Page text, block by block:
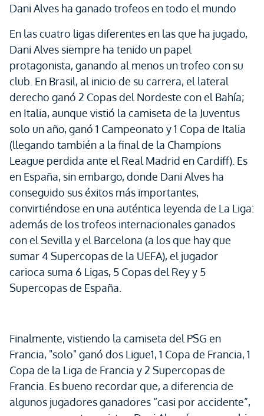
Dani Alves ha ganado trofeos en todo el mundo
En las cuatro ligas diferentes en las que ha jugado,
Dani Alves siempre ha tenido un papel
protagonista, ganando al menos un trofeo con su
club. En Brasil, al inicio de su carrera, el lateral
derecho ganó 2 Copas del Nordeste con el Bahía;
en Italia, aunque vistió la camiseta de la Juventus
solo un año, ganó 1 Campeonato y 1 Copa de Italia
(llegando también a la final de la Champions
League perdida ante el Real Madrid en Cardiff). Es
en España, sin embargo, donde Dani Alves ha
conseguido sus éxitos más importantes,
convirtiéndose en una auténtica leyenda de La Liga:
además de los trofeos internacionales ganados
con el Sevilla y el Barcelona (a los que hay que
sumar 4 Supercopas de la UEFA), el jugador
carioca suma 6 Ligas, 5 Copas del Rey y 5
Supercopas de España.
Finalmente, vistiendo la camiseta del PSG en
Francia, "solo" ganó dos Ligue1, 1 Copa de Francia, 1
Copa de la Liga de Francia y 2 Supercopas de
Francia. Es bueno recordar que, a diferencia de
algunos jugadores ganadores “casi por accidente”,